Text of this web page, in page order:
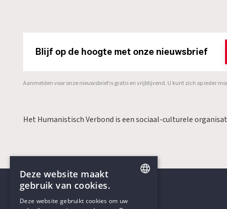
Blijf op de hoogte met onze nieuwsbrief
Aanmelden voor onze nieuwsbrief is gratis en vrijblijvend. U kunt zich op ieder
Het Humanistisch Verbond is een sociaal-culturele
Deze website maakt
gebruik van cookies.
Deze website gebruikt cookies om uw